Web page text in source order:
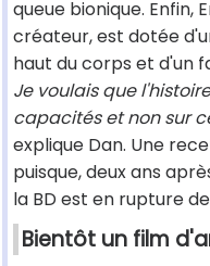
queue bionique. Enfin,
créateur, est dotée
haut du corps et d'un
Je voulais que
capacités et non sur
explique Dan. Une
puisque, deux ans
la BD est en rupture
Bientôt un film